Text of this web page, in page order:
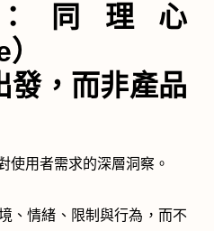
同理心
發，而非產品
使用者需求的深層洞察。
、情緒、限制與行為，而不